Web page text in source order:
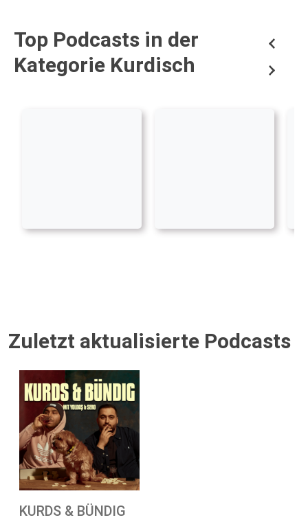
Top Podcasts in der
Kategorie Kurdisch
Zuletzt aktualisierte Podcasts
KURDS & BÜNDIG